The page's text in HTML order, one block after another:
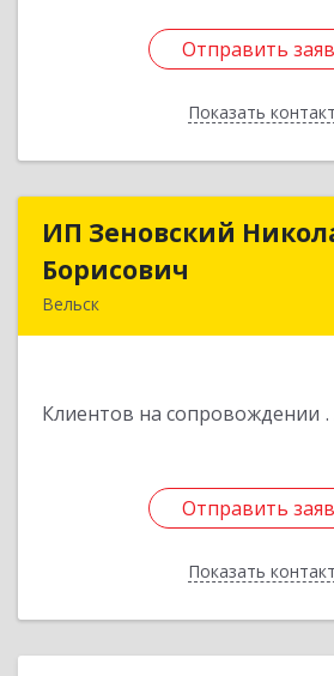
Отправить
Показать
Отправить
Назад
ИП Зеновский
Борисович
Вельск
Клиентов на сопровождении
Отправить
Показать
ИП
Отправить
Назад